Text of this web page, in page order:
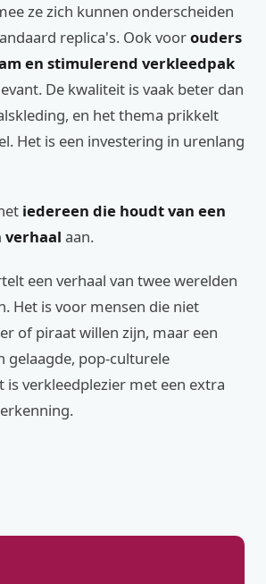
ze zich kunnen onderscheiden
replica's. Ook voorouders
en stimulerend verkleedpak
De kwaliteit is vaak beter dan
en het thema prikkelt
Het is een investering in urenlang
iedereen die houdt van een
verhaal aan.
een verhaal van twee werelden
Het is voor mensen die niet
of piraat willen zijn, maar een
gelaagde, pop-culturele
is verkleedplezier met een extra